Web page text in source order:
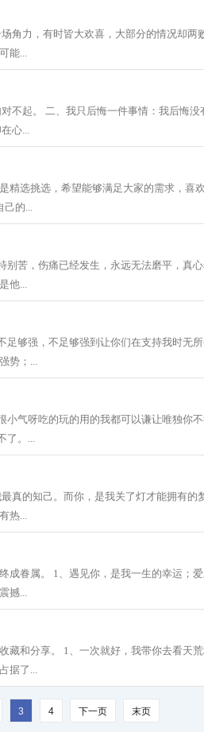
角力，有时皆大欢喜，大部分的情况却两
能...
不起。 二、我只后悔一件事情：我后悔
心...
选挑选，希望能够满足大家的需求，喜
己的...
苦，伤痛已经发生，永远无法磨平，真
他...
够强，不足够强到让你们在支持我时无
势；...
气呀吃的玩的用的我都可以谦让唯独你
了。...
真的知己。而你，是我关了灯才能拥有的
热...
成眷属。 1、遇见你，是我一生的幸运；
撼...
藏和分享。 1、一次就好，我带你去看天
据了...
3 4 下一页 末页